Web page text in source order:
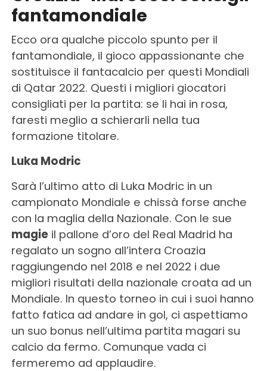
fantamondiale
Ecco ora qualche piccolo spunto per il
fantamondiale, il gioco appassionante che
sostituisce il fantacalcio per questi Mondiali
di Qatar 2022. Questi i migliori giocatori
consigliati per la partita: se li hai in rosa,
faresti meglio a schierarli nella tua
formazione titolare.
Luka Modric
Sarà l’ultimo atto di Luka Modric in un
campionato Mondiale e chissà forse anche
con la maglia della Nazionale. Con le sue
magieil pallone d’oro del Real Madrid ha
regalato un sogno all’intera Croazia
raggiungendo nel 2018 e nel 2022 i due
migliori risultati della nazionale croata ad un
Mondiale. In questo torneo in cui i suoi hanno
fatto fatica ad andare in gol, ci aspettiamo
un suo bonus nell’ultima partita magari su
calcio da fermo. Comunque vada ci
fermeremo ad applaudire.